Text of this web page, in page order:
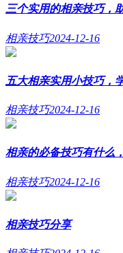
三个实用的相亲技巧，
相亲技巧2024-12-16
五大相亲实用小技巧，
相亲技巧2024-12-16
相亲的必备技巧有什么
相亲技巧2024-12-16
相亲技巧分享